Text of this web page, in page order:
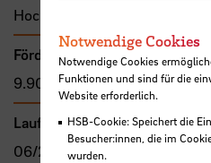
Hochschule Bremen, F&E-
Förder- bzw. Auftragssumme
9.900,00 €
Laufzeit
06/2016 - 03/2019
Notwendige Cookies
Notwendige Cookies
Funktionen und sind für die
Website erforderlich.
HSB-Cookie: Speichert die
Besucher:innen, die im
wurden.